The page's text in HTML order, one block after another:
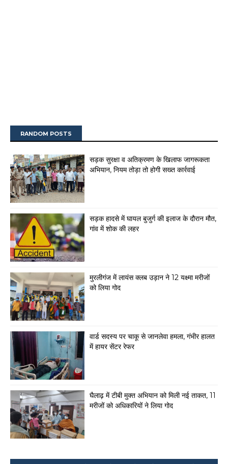
RANDOM POSTS
सड़क सुरक्षा व अतिक्रमण के खिलाफ जागरूकता
अभियान, नियम तोड़ा तो होगी सख्त कार्रवाई
सड़क हादसे में घायल बुजुर्ग की इलाज के दौरान मौत,
गांव में शोक की लहर
मुरलीगंज में लायंस क्लब उड़ान ने 12 यक्ष्मा मरीजों
को लिया गोद
वार्ड सदस्य पर चाकू से जानलेवा हमला, गंभीर हालत
में हायर सेंटर रेफर
घैलाढ़ में टीबी मुक्त अभियान को मिली नई ताकत, 11
मरीजों को अधिकारियों ने लिया गोद